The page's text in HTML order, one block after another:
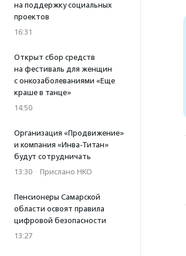
на поддержку социальных
проектов
16:31
Открыт сбор средств
на фестиваль для женщин
с онкозаболеваниями «Еще
краше в танце»
14:50
Организация «Продвижение»
и компания «Инва-Титан»
будут сотрудничать
13:30 · Прислано НКО
Пенсионеры Самарской
области освоят правила
цифровой безопасности
13:27